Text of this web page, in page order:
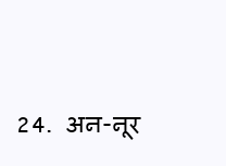
24. अन-नूर